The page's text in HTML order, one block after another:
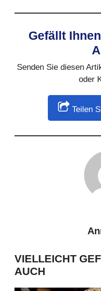
Gefällt
Senden Sie diesen
oder
Teilen
VIELLEICHT
AUCH